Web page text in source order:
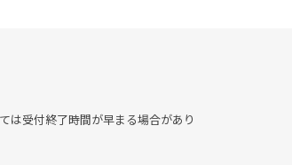
受付終了時間が早まる場合があり